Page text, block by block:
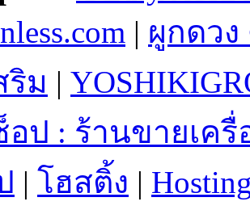
| ผูกดวง
ริม |
ป : ร้านขายเค
| โฮสติ้ง |